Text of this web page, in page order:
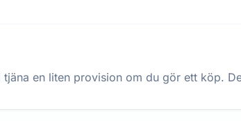
en liten provision om du gör ett köp.